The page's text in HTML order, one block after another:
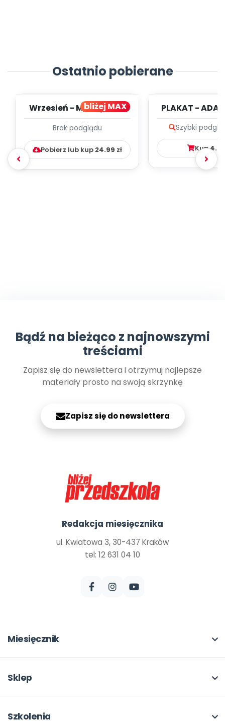
Ostatnio pobierane
bliżej MAX
Wrzesień - MIESIĘCZNY
WYCHOWAWCZO –
DYDAKTYC...
Brak podglądu
Pobierz lub kup 24.99 zł
PLAKAT -
Szybki
Kup
Bądź na bieżąco z najnowszymi
treściami
Zapisz się do newslettera i otrzymuj najlepsze
materiały prosto na swoją skrzynkę
Zapisz się do newslettera
Redakcja miesięcznika
ul. Kwiatowa 3, 30-437 Kraków
tel: 12 631 04 10
Miesięcznik
W numerze
Pomoce dydaktyczne
Sklep
Moje zakupy
Szkolenia